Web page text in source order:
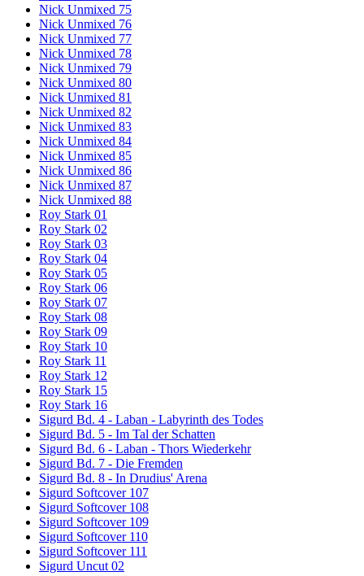
Nick Unmixed 75
Nick Unmixed 76
Nick Unmixed 77
Nick Unmixed 78
Nick Unmixed 79
Nick Unmixed 80
Nick Unmixed 81
Nick Unmixed 82
Nick Unmixed 83
Nick Unmixed 84
Nick Unmixed 85
Nick Unmixed 86
Nick Unmixed 87
Nick Unmixed 88
Roy Stark 01
Roy Stark 02
Roy Stark 03
Roy Stark 04
Roy Stark 05
Roy Stark 06
Roy Stark 07
Roy Stark 08
Roy Stark 09
Roy Stark 10
Roy Stark 11
Roy Stark 12
Roy Stark 15
Roy Stark 16
Sigurd Bd. 4 - Laban - Labyrinth des Todes
Sigurd Bd. 5 - Im Tal der Schatten
Sigurd Bd. 6 - Laban - Thors Wiederkehr
Sigurd Bd. 7 - Die Fremden
Sigurd Bd. 8 - In Drudius' Arena
Sigurd Softcover 107
Sigurd Softcover 108
Sigurd Softcover 109
Sigurd Softcover 110
Sigurd Softcover 111
Sigurd Uncut 02